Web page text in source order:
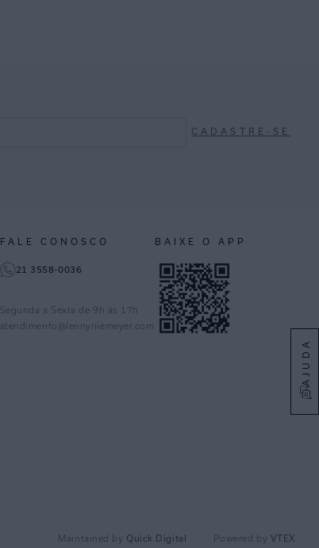
AJUDA
CADASTRE-SE
FALE CONOSCO
21 3558-0036
Segunda a Sexta de 9h às 17h
atendimento@lennyniemeyer.com
BAIXE O APP
Maintained by Quick Digital Powered by VTEX